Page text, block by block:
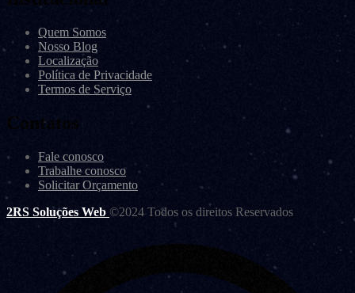
Quem Somos
Nosso Blog
Localização
Política de Privacidade
Termos de Serviço
Contatos
Fale conosco
Trabalhe conosco
Solicitar Orçamento
2RS Soluções Web ©2024 Todos os direitos Reservados